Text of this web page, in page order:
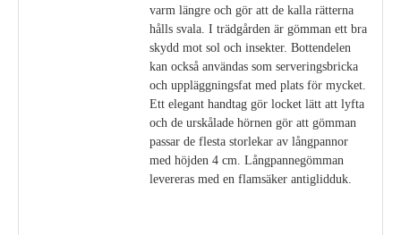
varm längre och gör att de kalla rätterna
hålls svala. I trädgården är gömman ett bra
skydd mot sol och insekter. Bottendelen
kan också användas som serveringsbricka
och uppläggningsfat med plats för mycket.
Ett elegant handtag gör locket lätt att lyfta
och de urskålade hörnen gör att gömman
passar de flesta storlekar av långpannor
med höjden 4 cm. Långpannegömman
levereras med en flamsäker antiglidduk.